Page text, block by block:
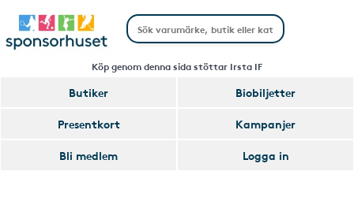
Köp genom denna sida stöttar Irsta IF
Butiker
Biobiljetter
Presentkort
Kampanjer
Bli medlem
Logga in